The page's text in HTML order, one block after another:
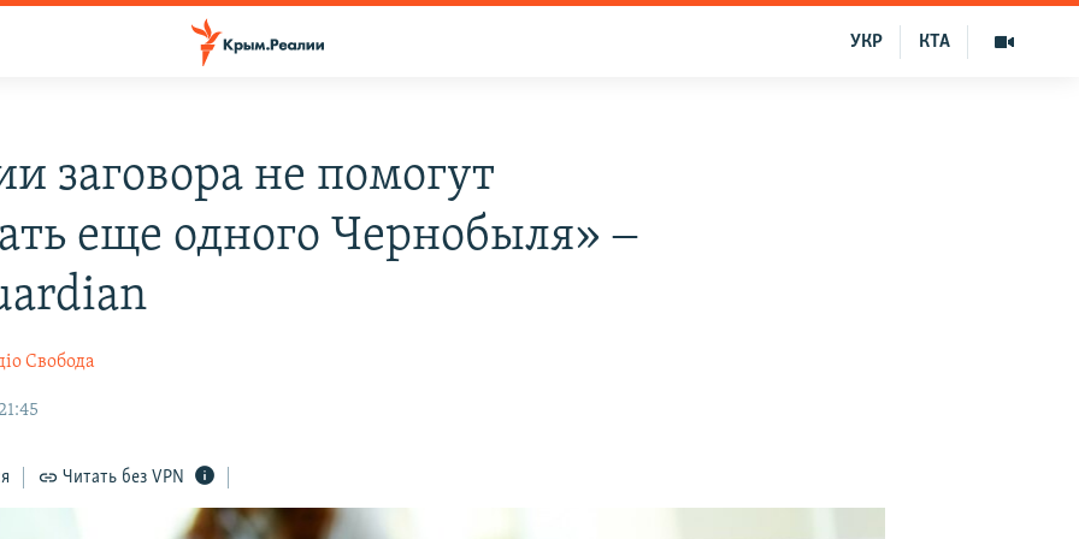
КТА
УКР
заговора не помогут
еще одного Чернобыля» ‒
Свобода
Читать без VPN